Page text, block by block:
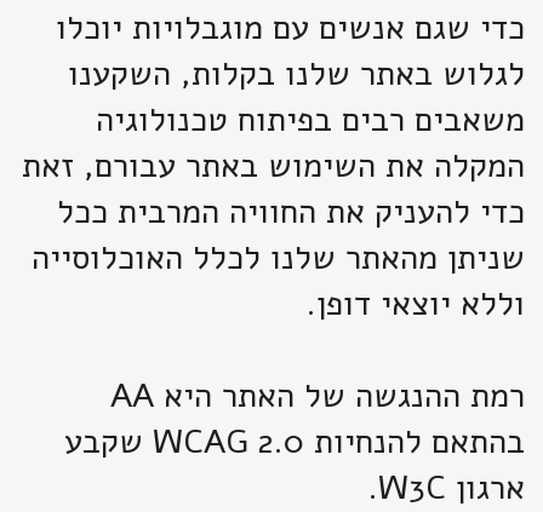
כדי שגם אנשים עם מוגבלויות יוכלו
לגלוש באתר שלנו בקלות, השקענו
משאבים רבים בפיתוח טכנולוגיה
המקלה את השימוש באתר עבורם, זאת
כדי להעניק את החוויה המרבית ככל
שניתן מהאתר שלנו לכלל האוכלוסייה
וללא יוצאי דופן.
רמת ההנגשה של האתר היא AA
בהתאם להנחיות WCAG 2.0 שקבע
ארגון W3C.